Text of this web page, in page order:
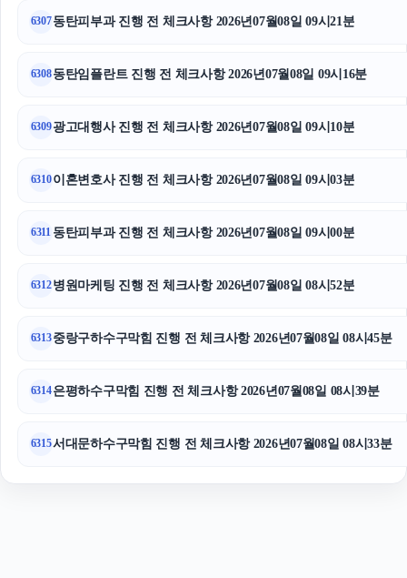
수원이혼변호사
이혼소송
6307동탄피부과 진행 전 체크사항 2026년07월08일 09시21분
6308동탄임플란트 진행 전 체크사항 2026년07월08일 09시16분
6309광고대행사 진행 전 체크사항 2026년07월08일 09시10분
6310이혼변호사 진행 전 체크사항 2026년07월08일 09시03분
6311 동탄피부과 진행 전 체크사항 2026년07월08일 09시00분
6312병원마케팅 진행 전 체크사항 2026년07월08일 08시52분
6313중랑구하수구막힘 진행 전 체크사항 2026년07월08일 08시45분
6314은평하수구막힘 진행 전 체크사항 2026년07월08일 08시39분
6315서대문하수구막힘 진행 전 체크사항 2026년07월08일 08시33분